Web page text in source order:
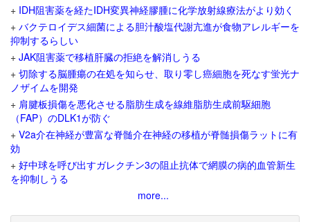
+ IDH阻害薬を経たIDH変異神経膠腫に化学放射線療法がより効く
+ バクテロイデス細菌による胆汁酸塩代謝亢進が食物アレルギーを
抑制するらしい
+ JAK阻害薬で移植肝臓の拒絶を解消しうる
+ 切除する脳腫瘍の在処を知らせ、取り零し癌細胞を死なす蛍光ナ
ノザイムを開発
+ 肩腱板損傷を悪化させる脂肪生成を線維脂肪生成前駆細胞
（FAP）のDLK1が防ぐ
+ V2a介在神経が豊富な脊髄介在神経の移植が脊髄損傷ラットに有
効
+ 好中球を呼び出すガレクチン3の阻止抗体で網膜の病的血管新生
を抑制しうる
more...